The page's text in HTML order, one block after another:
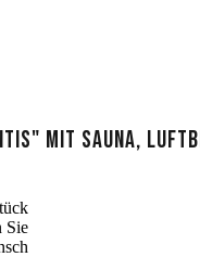
MIT SAUNA,
Sie